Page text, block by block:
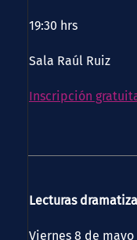
19:30 hrs
Sala Raúl Ruiz
Inscripción
Lecturas
Viernes 8 de mayo